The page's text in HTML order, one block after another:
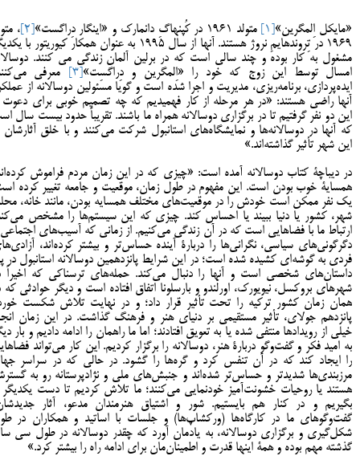
«مایکل اِلمگرین» متولد 1961 در کُپنهاگِ دانمارک و «اینگار دِراگست»
،
1969 در تِروندهایمِ نروژ هستند. آنها از سال 1995 به عنوان همکار کیوریتور با
مشغول به کار بوده و چند سالی است که در برلین آلمان زندگی می کنند.
امسال توسط این زوج که خود را «اِلمگرین و دِراگسِت» [3]
معرفی
ایده‌پردازی، برنامه‌ریزی، مدیریت و اجرا شده است و گویا مسئولین دوسالانه از
آنها راضی‌ هستند: «در هر مرحله از کار فهمیدیم که چه تصمیم خوبی برای دعوت
این دو نفر گرفتیم تا در برگزاری دوسالانه همراه ما باشند. تقریباً حدود بیست سال
که آنها در دوسالانه‌ها و نمایشگاه‌های استانبول شرکت می‌کنند و با خلق آثارشان
این شهر تأثیر گذاشته‌اند.»
در دیباچۀ کتاب دوسالانه آمده است: «چیزی که در این زمان مردم فراموش
همسایۀ خوب بودن است. این مفهوم در طول زمان، موقعیت و جامعه تغییر کرده
یک نفر ممکن است خودش را در موقعیت‌های مختلف همسایه بودن، مانند خانه،
شهر، کشور یا دنیا ببیند یا احساس کند. چیزی که این سیستم‌ها را مشخص
ارتباط ما با فضاهایی است که در آن زندگی می‌کنیم. از زمانی که آسیب‌های
دگرگونی‌های سیاسی، نگرانی‌ها را دربارۀ آینده حساس‌تر و بیشتر کرده‌اند،
فردی به گوشه‌ای کشیده شده است؛ در این شرایط پانزدهمین دوسالانه استانبول در
داستان‌های شخصی است و آنها را دنبال می‌کند. حمله‌های ترسناکی که اخیراً
شهرهای بروکسل، نیویورک، اورلَندو و بارسلونا اتفاق افتاده است و دیگر حوادثی که
همان زمان کشور ترکیه را تحت تأثیر قرار داد؛ و در نهایت تلاش شکست
پانزدهم جولای، تأثیر مستقیمی بر دنیای هنر و فرهنگ گذاشت. در این زمان
خیلی از رویدادها منتفی شده یا به تعویق افتادند؛ اما ما راهمان را ادامه دادیم و بار
به امید فکر و گفت‌وگو دربارۀ هنر، دوسالانه را برگزار کردیم. این کار می‌تواند
را ایجاد کند که در آن تنفس کرد و گره‌ها را گشود. در حالی که در سراسر
مرزبندی‌ها شدیدتر و حساس‌تر شده‌اند و جنبش‌های ملی و نژادپرستانه رو به
هستند یا روحیات خشونت‌آمیز خودنمایی می‌کنند؛ ما تلاش کردیم تا دست یکدیگر
بگیریم و در کنار هم بایستیم. شور و اشتیاق هنرمندان مدعو، آثار
گفت‌وگو‌های ما در کارگاه‌ها (ورکشاپ‌ها) و جلسات با اساتید و همکاران در
شکل‌گیری و برگزاری دوسالانه، به یادمان آورد که چقدر دوسالانه در طول سی
گذشته مهم بوده‌ و همۀ اینها قدرت و اطمینان‌‌مان برای ادامه راه را بیشتر کرد.»